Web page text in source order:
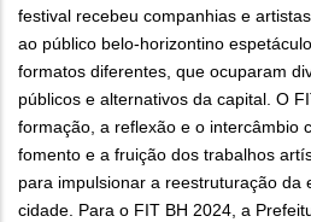
festival recebeu companhias e
ao público belo-horizontino
formatos diferentes, que ocuparam
públicos e alternativos da capital. O
formação, a reflexão e o intercâmbio
fomento e a fruição dos trabalhos
para impulsionar a reestruturação da
cidade. Para o FIT BH 2024, a